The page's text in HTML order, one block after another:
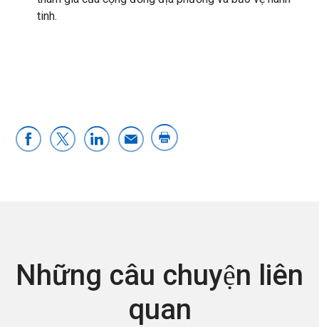
tinh.
Những câu chuyện liên
quan